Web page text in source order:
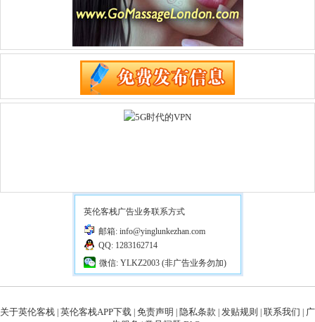
英伦客栈广告业务联系方式
邮箱: info@yinglunkezhan.com
QQ: 1283162714
微信: YLKZ2003 (非广告业务勿加)
关于英伦客栈 英伦客栈APP下载 免责声明 隐私条款 发贴规则 联系我们
广